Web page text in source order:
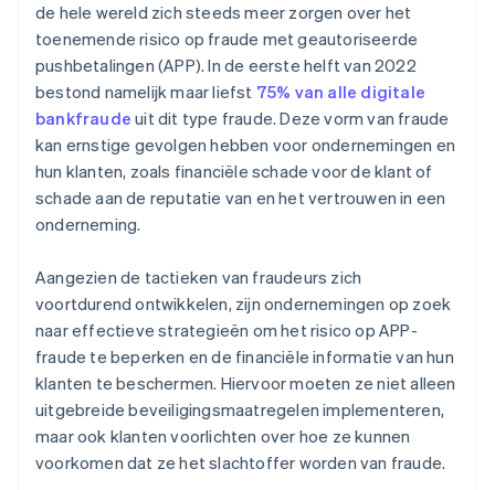
de hele wereld zich steeds meer zorgen over het
toenemende risico op fraude met geautoriseerde
pushbetalingen (APP). In de eerste helft van 2022
bestond namelijk maar liefst 75% van alle digitale
bankfraude uit dit type fraude. Deze vorm van fraude
kan ernstige gevolgen hebben voor ondernemingen en
hun klanten, zoals financiële schade voor de klant of
schade aan de reputatie van en het vertrouwen in een
onderneming.
Aangezien de tactieken van fraudeurs zich
voortdurend ontwikkelen, zijn ondernemingen op zoek
naar effectieve strategieën om het risico op APP-
fraude te beperken en de financiële informatie van hun
klanten te beschermen. Hiervoor moeten ze niet alleen
uitgebreide beveiligingsmaatregelen implementeren,
maar ook klanten voorlichten over hoe ze kunnen
voorkomen dat ze het slachtoffer worden van fraude.